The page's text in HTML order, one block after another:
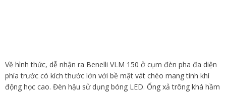
Về hình thức, dễ nhận ra Benelli VLM 150 ở cụm đèn pha đa diện
phía trước có kích thước lớn với bề mặt vát chéo mang tính khí
động học cao. Đèn hậu sử dụng bóng LED. Ống xả trông khá hầm